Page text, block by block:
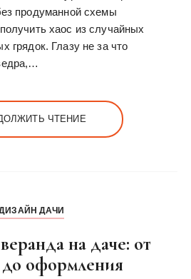
продуманной схемы
хаос из случайных
грядок. Глазу не за что
ЧТЕНИЕ
ДАЧИ
на даче: от
оформления